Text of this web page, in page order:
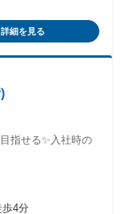
in Japan)
正社員デビュー歓
いる方 人と話すこ
詳細を見る
指せる✨入社時の
4分